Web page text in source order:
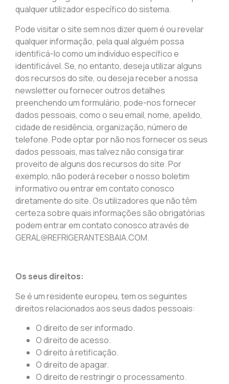
qualquer utilizador específico do sistema.
Pode visitar o site sem nos dizer quem é ou revelar
qualquer informação, pela qual alguém possa
identificá-lo como um indivíduo específico e
identificável. Se, no entanto, deseja utilizar alguns
dos recursos do site, ou deseja receber a nossa
newsletter ou fornecer outros detalhes
preenchendo um formulário, pode-nos fornecer
dados pessoais, como o seu email, nome, apelido,
cidade de residência, organização, número de
telefone. Pode optar por não nos fornecer os seus
dados pessoais, mas talvez não consiga tirar
proveito de alguns dos recursos do site. Por
exemplo, não poderá receber o nosso boletim
informativo ou entrar em contato conosco
diretamente do site. Os utilizadores que não têm
certeza sobre quais informações são obrigatórias
podem entrar em contato conosco através de
GERAL@REFRIGERANTESBAIA.COM.
Os seus direitos:
Se é um residente europeu, tem os seguintes
direitos relacionados aos seus dados pessoais:
O direito de ser informado.
O direito de acesso.
O direito à retificação.
O direito de apagar.
O direito de restringir o processamento.